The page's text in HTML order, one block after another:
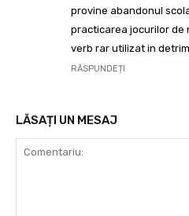
provine abandonul
practicarea jocurilor de
verb rar utilizat in
RĂSPUNDEȚI
LĂSAȚI UN MESAJ